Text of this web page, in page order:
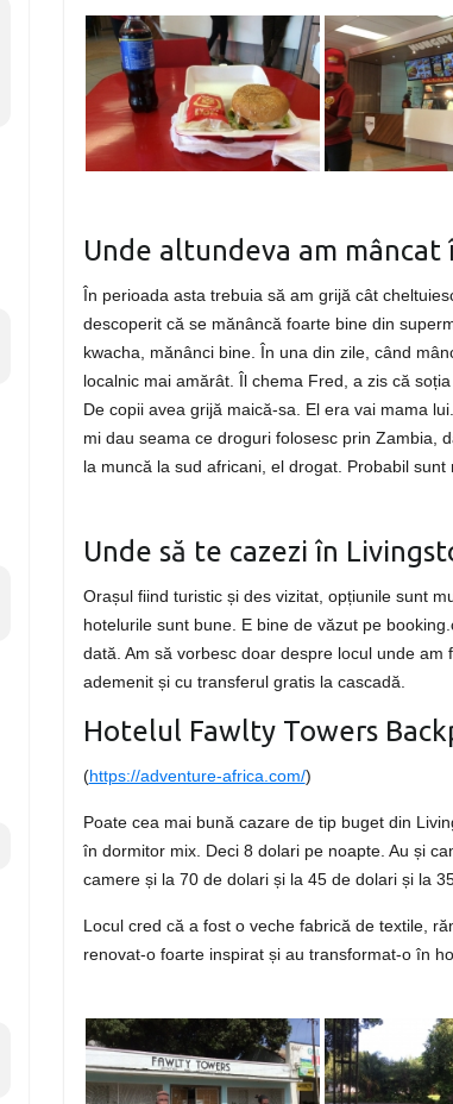
Unde altundeva am mâncat
În perioada asta trebuia să am grijă cât
descoperit că se mănâncă foarte bine din
kwacha, mănânci bine. În una din zile, când
localnic mai amărât. Îl chema Fred, a zis că
De copii avea grijă maică-sa. El era vai mama
mi dau seama ce droguri folosesc prin Zambia,
la muncă la sud africani, el drogat. Probabil
Unde să te cazezi în
Orașul fiind turistic și des vizitat, opțiunile sunt
hotelurile sunt bune. E bine de văzut pe
dată. Am să vorbesc doar despre locul unde
ademenit și cu transferul gratis la cascadă.
Hotelul Fawlty Towers
(https://adventure-africa.com/)
Poate cea mai bună cazare de tip buget din
în dormitor mix. Deci 8 dolari pe noapte. Au și
camere și la 70 de dolari și la 45 de dolari și la
Locul cred că a fost o veche fabrică de textile,
renovat-o foarte inspirat și au transformat-o în